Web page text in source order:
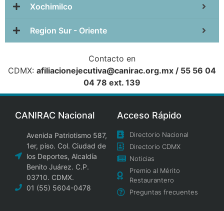
Xochimilco
Region Sur - Oriente
Contacto en
CDMX: afiliacionejecutiva@canirac.org.mx / 55 56 04
04 78 ext. 139
CANIRAC Nacional
Avenida Patriotismo 587,
1er, piso. Col. Ciudad de
los Deportes, Alcaldía
Benito Juárez. C.P.
03710. CDMX.
01 (55) 5604-0478
Acceso Rápido
Directorio Nacional
Directorio CDMX
Noticias
Premio al Mérito
Restaurantero
Preguntas frecuentes